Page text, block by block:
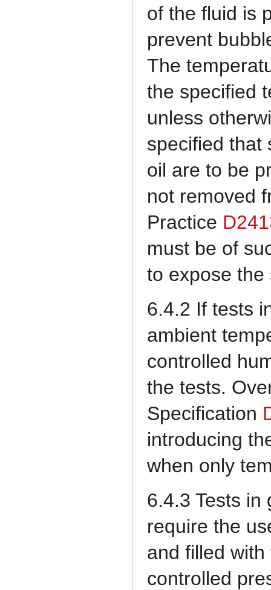
of the fluid is
prevent
The
the specified
unless
specified that
oil are to be
not removed
Practice
must be of
to expose the
6.4.2 If tests
ambient
controlled
the tests.
Specification
introducing
when only
6.4.3 Tests in
require the
and filled with
controlled